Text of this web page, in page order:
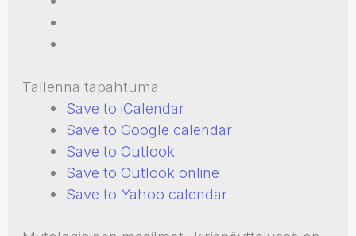
Tallenna tapahtuma
Save to iCalendar
Save to Google calendar
Save to Outlook
Save to Outlook online
Save to Yahoo calendar